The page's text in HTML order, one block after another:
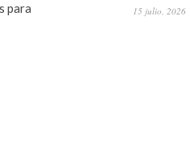
para
15 julio, 2026